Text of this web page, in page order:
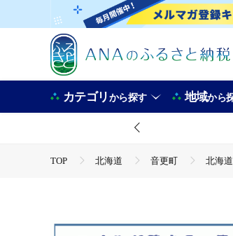
カテゴリから探す 地域から
TOP 北海道 音更町 北海